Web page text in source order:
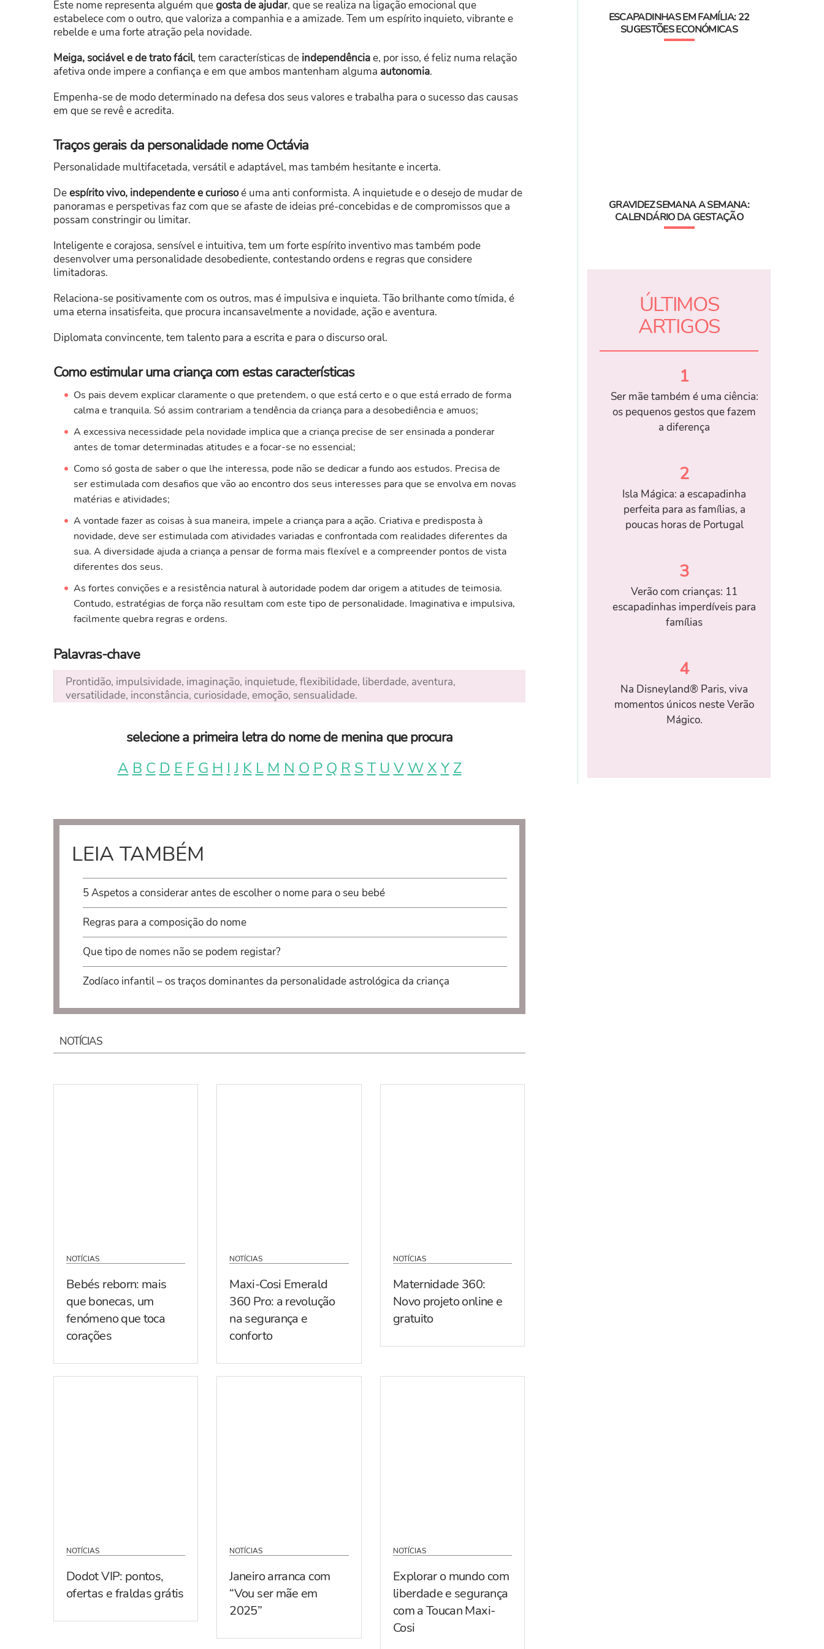
Este nome representa alguém quegosta de ajudar, que se realiza na ligação emocional que
estabelece com o outro, que valoriza a companhia e a amizade. Tem um espírito inquieto, vibrante e
rebelde e uma forte atração pela novidade.
Meiga, sociável e de trato fácil, tem características de independênciae, por isso, é feliz numa relação
afetiva onde impere a confiança e em que ambos mantenham alguma autonomia.
Empenha-se de modo determinado na defesa dos seus valores e trabalha para o sucesso das causas
em que se revê e acredita.
Traços gerais da personalidade nome Octávia
Personalidade multifacetada, versátil e adaptável, mas também hesitante e incerta.
Deespírito vivo, independente e curiosoé uma anti conformista. A inquietude e o desejo de mudar de
panoramas e perspetivas faz com que se afaste de ideias pré-concebidas e de compromissos que a
possam constringir ou limitar.
Inteligente e corajosa, sensível e intuitiva, tem um forte espírito inventivo mas também pode
desenvolver uma personalidade desobediente, contestando ordens e regras que considere
limitadoras.
Relaciona-se positivamente com os outros, mas é impulsiva e inquieta. Tão brilhante como tímida, é
uma eterna insatisfeita, que procura incansavelmente a novidade, ação e aventura.
Diplomata convincente, tem talento para a escrita e para o discurso oral.
Como estimular uma criança com estas características
Os pais devem explicar claramente o que pretendem, o que está certo e o que está errado de forma
calma e tranquila. Só assim contrariam a tendência da criança para a desobediência e amuos;
A excessiva necessidade pela novidade implica que a criança precise de ser ensinada a ponderar
antes de tomar determinadas atitudes e a focar-se no essencial;
Como só gosta de saber o que lhe interessa, pode não se dedicar a fundo aos estudos. Precisa de
ser estimulada com desafios que vão ao encontro dos seus interesses para que se envolva em novas
matérias e atividades;
A vontade fazer as coisas à sua maneira, impele a criança para a ação. Criativa e predisposta à
novidade, deve ser estimulada com atividades variadas e confrontada com realidades diferentes da
sua. A diversidade ajuda a criança a pensar de forma mais flexível e a compreender pontos de vista
diferentes dos seus.
As fortes convições e a resistência natural à autoridade podem dar origem a atitudes de teimosia.
Contudo, estratégias de força não resultam com este tipo de personalidade. Imaginativa e impulsiva,
facilmente quebra regras e ordens.
Palavras-chave
Prontidão, impulsividade, imaginação, inquietude, flexibilidade, liberdade, aventura,
versatilidade, inconstância, curiosidade, emoção, sensualidade.
selecione a primeira letra do nome de menina que procura
A B C D E F G H I J K L M N O P Q R S T U V W X Y Z
LEIA TAMBÉM
5 Aspetos a considerar antes de escolher o nome para o seu bebé
Regras para a composição do nome
Que tipo de nomes não se podem registar?
Zodíaco infantil – os traços dominantes da personalidade astrológica da criança
NOTÍCIAS
NOTÍCIAS
Bebés reborn: mais
que bonecas, um
fenómeno que toca
corações
NOTÍCIAS
Maxi-Cosi Emerald
360 Pro: a revolução
na segurança e
conforto
NOTÍCIAS
Maternidade 360:
Novo projeto online e
gratuito
NOTÍCIAS
Dodot VIP: pontos,
ofertas e fraldas grátis
NOTÍCIAS
Janeiro arranca com
“Vou ser mãe em
2025”
NOTÍCIAS
Explorar o mundo com
liberdade e segurança
com a Toucan Maxi-
Cosi
ESCAPADINHAS EM FAMÍLIA: 22
SUGESTÕES ECONÓMICAS
GRAVIDEZ SEMANA A SEMANA:
CALENDÁRIO DA GESTAÇÃO
ÚLTIMOS
ARTIGOS
1
Ser mãe também é uma ciência:
os pequenos gestos que fazem
a diferença
2
Isla Mágica: a escapadinha
perfeita para as famílias, a
poucas horas de Portugal
3
Verão com crianças: 11
escapadinhas imperdíveis para
famílias
4
Na Disneyland® Paris, viva
momentos únicos neste Verão
Mágico.